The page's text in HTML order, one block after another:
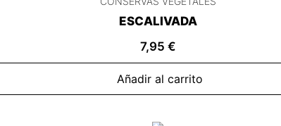
ESCALIVADA
7,95 €
Añadir al carrito